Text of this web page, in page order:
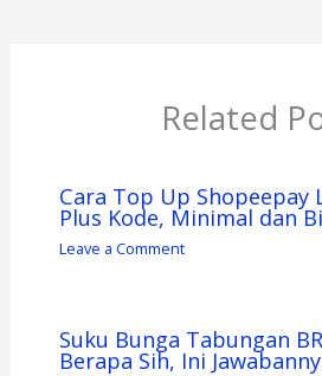
Related
Cara Top Up Shopeepay
Plus Kode, Minimal dan
Leave a Comment
Suku Bunga Tabungan
Berapa Sih, Ini